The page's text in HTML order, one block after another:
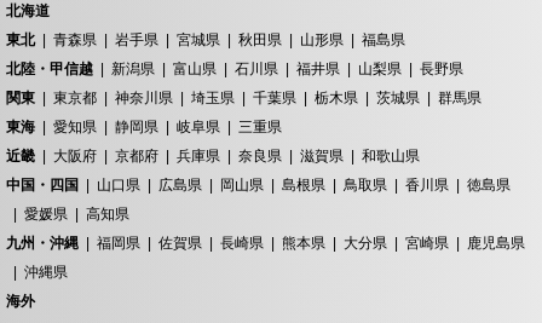
北海道
東北
青森県 岩手県 宮城県 秋田県 山形県
福島県
北陸・甲信越
新潟県 富山県 石川県 福井県 山梨県
長野県
関東
東京都 神奈川県 埼玉県 千葉県 栃木県 茨城県
群馬県
東海
愛知県 静岡県 岐阜県
三重県
近畿
大阪府 京都府 兵庫県 奈良県 滋賀県
和歌山県
中国・四国
山口県 広島県 岡山県 島根県 鳥取県 香川県
徳島県
愛媛県
高知県
九州・沖縄
福岡県 佐賀県 長崎県 熊本県 大分県 宮崎県
鹿児島県
沖縄県
海外